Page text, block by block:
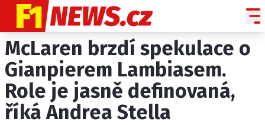
NOVINKY
GRAND PRIX
PADDOCK LINE
TECHNIKA
McLaren brzdí spekulace o
Gianpierem Lambiasem.
Role je jasně definovaná,
říká Andrea Stella